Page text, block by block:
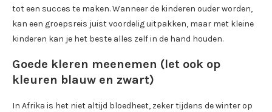
tot een succes te maken. Wanneer de kinderen ouder worden,
kan een groepsreis juist voordelig uitpakken, maar met kleine
kinderen kan je het beste alles zelf in de hand houden.
Goede kleren meenemen (let ook op
kleuren blauw en zwart)
In Afrika is het niet altijd bloedheet, zeker tijdens de winter op